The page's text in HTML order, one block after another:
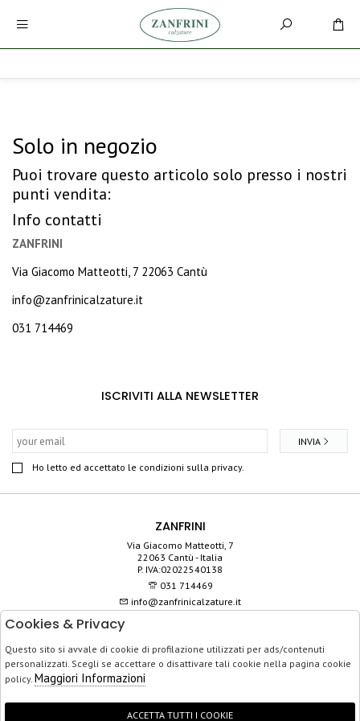
Solo in negozio
Puoi trovare questo articolo solo presso i nostri
punti vendita:
Info contatti
ZANFRINI
Via Giacomo Matteotti, 7 22063 Cantù
info@zanfrinicalzature.it
031 714469
ISCRIVITI ALLA NEWSLETTER
Ho letto ed accettato le condizioni sulla privacy.
INVIA
ZANFRINI
Via Giacomo Matteotti, 7
22063 Cantù - Italia
P. IVA:02022540138
031 714469
info@zanfrinicalzature.it
SERVIZIO CLIENTI
ACQUISTO SICURO
Cookies & Privacy
Questo sito si avvale di cookie di profilazione utilizzati per ads/contenuti
personalizzati. Scegli se accettare o disattivare tali cookie nella pagina cookie
policy. Maggiori Informazioni
ACCETTA TUTTI I COOKIE